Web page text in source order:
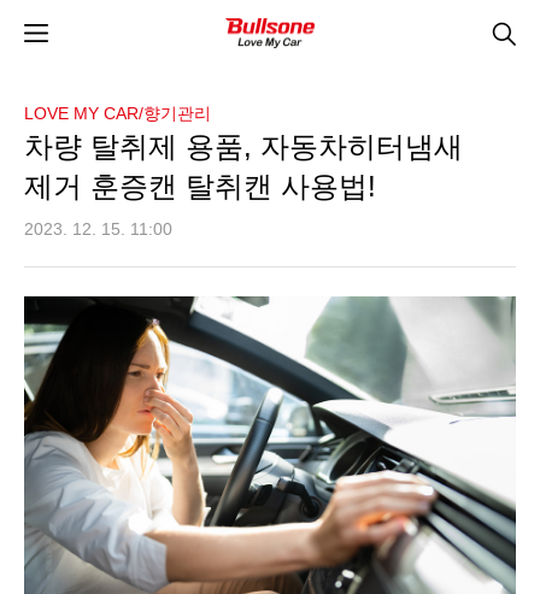
LOVE MY CAR/향기관리
차량 탈취제 용품, 자동차히터냄새
제거 훈증캔 탈취캔 사용법!
2023. 12. 15. 11:00